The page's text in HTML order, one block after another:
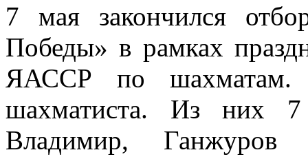
7 мая закончился
Победы» в рамках
ЯАССР по шахматам.
шахматиста. Из них
Владимир, Ганжуров